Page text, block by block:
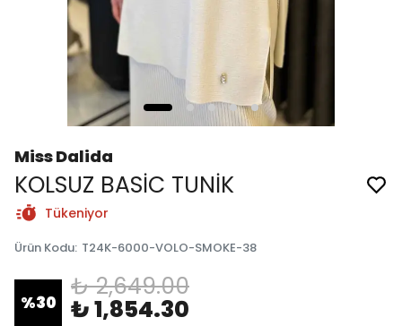
Miss Dalida
KOLSUZ BASİC TUNİK
Tükeniyor
Ürün Kodu: T24K-6000-VOLO-SMOKE-38
%30
₺ 2,649.00
₺ 1,854.30